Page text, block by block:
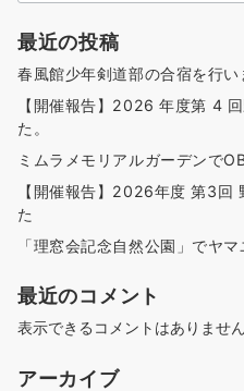
最近の投稿
春風館少年剣道部の合宿を行い
【開催報告】2026 年度第 4
た。
ミムラメモリアルガーデンで
【開催報告】2026年度 第3回
た
「理窓会記念自然公園」でヤ
最近のコメント
表示できるコメントはありません
アーカイブ